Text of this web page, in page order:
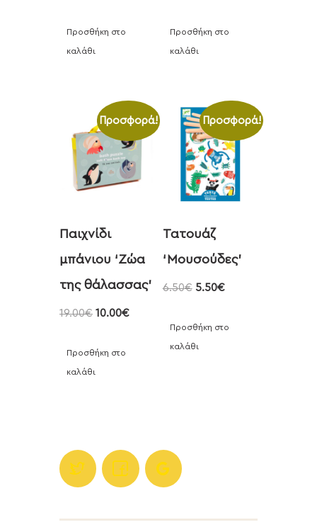
Προσθήκη στο
καλάθι
Προσθήκη στο
καλάθι
Προσφορά!
Παιχνίδι
μπάνιου ‘Zώα
της θάλασσας’
19.00€ 10.00€
Προσθήκη στο
καλάθι
Προσφορά!
Τατουάζ
‘Μουσούδες’
6.50€ 5.50€
Προσθήκη στο
καλάθι